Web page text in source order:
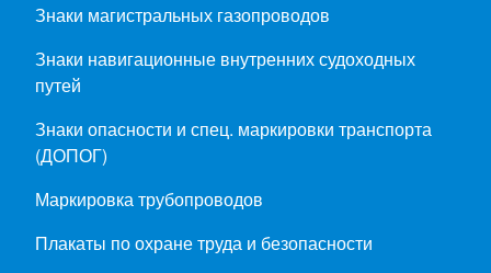
Знаки магистральных газопроводов
Знаки навигационные внутренних судоходных
путей
Знаки опасности и спец. маркировки транспорта
(ДОПОГ)
Маркировка трубопроводов
Плакаты по охране труда и безопасности